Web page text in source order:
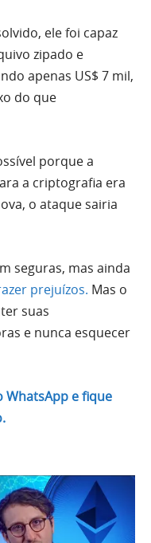
ele foi capaz
zipado e
apenas US$ 7 mil,
do que
porque a
a criptografia era
o ataque sairia
seguras, mas ainda
prejuízos. Mas o
suas
e nunca esquecer
WhatsApp e fique